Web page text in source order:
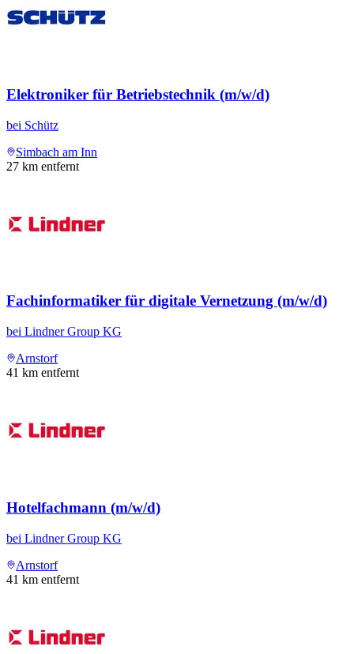
Elektroniker für Betriebstechnik (m/w/d)
bei Schütz
Simbach am Inn
27 km entfernt
Fachinformatiker für digitale Vernetzung (m/w/d)
bei Lindner Group KG
Arnstorf
41 km entfernt
Hotelfachmann (m/w/d)
bei Lindner Group KG
Arnstorf
41 km entfernt